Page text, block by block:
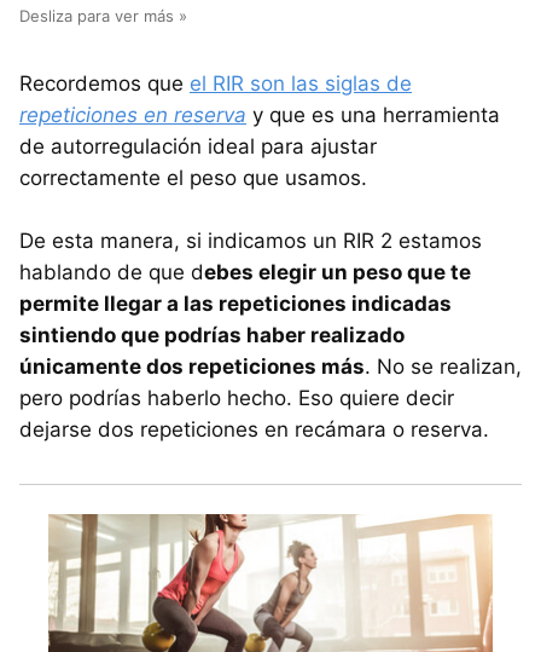
Recordemos que el RIR son las siglas de
repeticiones en reserva y que es una herramienta
de autorregulación ideal para ajustar
correctamente el peso que usamos.
De esta manera, si indicamos un RIR 2 estamos
hablando de que debes elegir un peso que te
permite llegar a las repeticiones indicadas
sintiendo que podrías haber realizado
únicamente dos repeticiones más. No se realizan,
pero podrías haberlo hecho. Eso quiere decir
dejarse dos repeticiones en recámara o reserva.